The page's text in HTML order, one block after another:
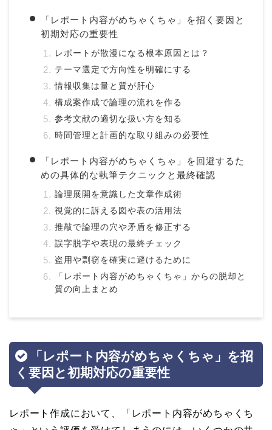
「レポート内容がめちゃくちゃ」を招く要因と
初期対応の重要性
レポートが散漫になる根本原因とは？
テーマ選定で方向性を明確にする
情報収集は量と質が肝心
構成案作成で論理の流れを作る
参考文献の適切な扱い方を知る
時間管理と計画的な取り組みの必要性
「レポート内容がめちゃくちゃ」を回避するた
めの具体的な執筆テクニックと最終確認
論理展開を意識した文章作成術
視覚的に訴える図や表の活用法
推敲で論理の穴や矛盾を修正する
誤字脱字や表現の最終チェック
盗用や剽窃を確実に避けるために
「レポート内容がめちゃくちゃ」からの脱却と
質の向上まとめ
「レポート内容がめちゃくちゃ」を招
く要因と初期対応の重要性
レポート作成において、「レポート内容がめちゃくち